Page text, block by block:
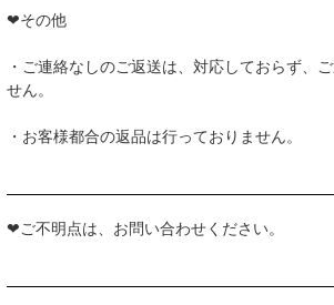
❤その他
・ご連絡なしのご返送は、対応しておらず、
せん。
・お客様都合の返品は行っておりません。
❤ご不明点は、お問い合わせください。